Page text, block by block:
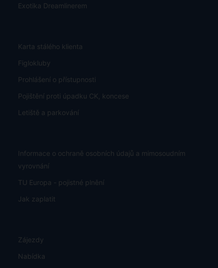
Exotika Dreamlinerem
Karta stálého klienta
Figlokluby
Prohlášení o přístupnosti
Pojištění proti úpadku CK, koncese
Letiště a parkování
Informace o ochraně osobních údajů a mimosoudním
vyrovnání
TU Europa - pojistné plnění
Jak zaplatit
Zájezdy
Nabídka